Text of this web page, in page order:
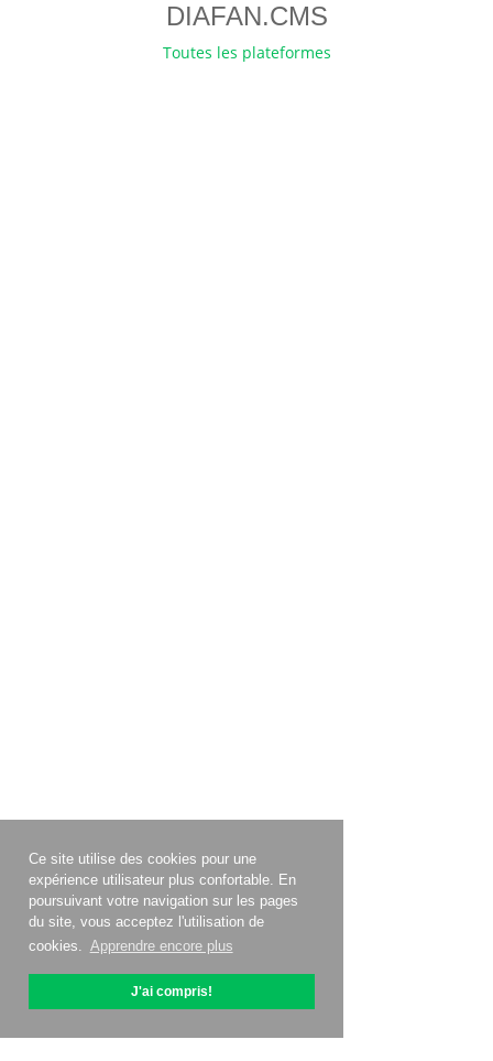
Ce site utilise des cookies pour une
expérience utilisateur plus confortable. En
poursuivant votre navigation sur les pages
du site, vous acceptez l'utilisation de
cookies. Apprendre encore plus
J'ai compris!
DIAFAN.CMS
Toutes les plateformes